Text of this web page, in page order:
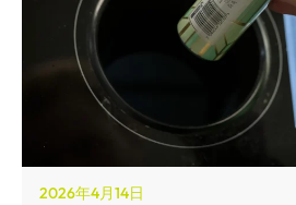
2026年4月14日